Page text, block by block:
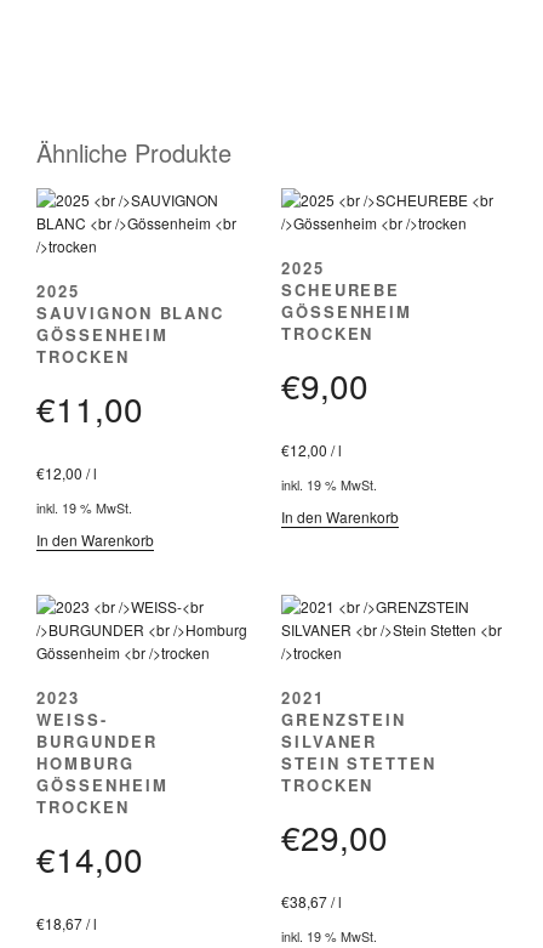
Ähnliche Produkte
2025
SAUVIGNON BLANC
GÖSSENHEIM
TROCKEN
€11,00
€12,00 /l
inkl. 19 % MwSt.
In den Warenkorb
2025
SCHEUREBE
GÖSSENHEIM
TROCKEN
€9,00
€12,00 /l
inkl. 19 % MwSt.
In den Warenkorb
2023
WEISS-
BURGUNDER
HOMBURG
GÖSSENHEIM
TROCKEN
€14,00
€18,67/l
2021
GRENZSTEIN
SILVANER
STEIN STETTEN
TROCKEN
€29,00
€38,67/l
inkl. 19 % MwSt.